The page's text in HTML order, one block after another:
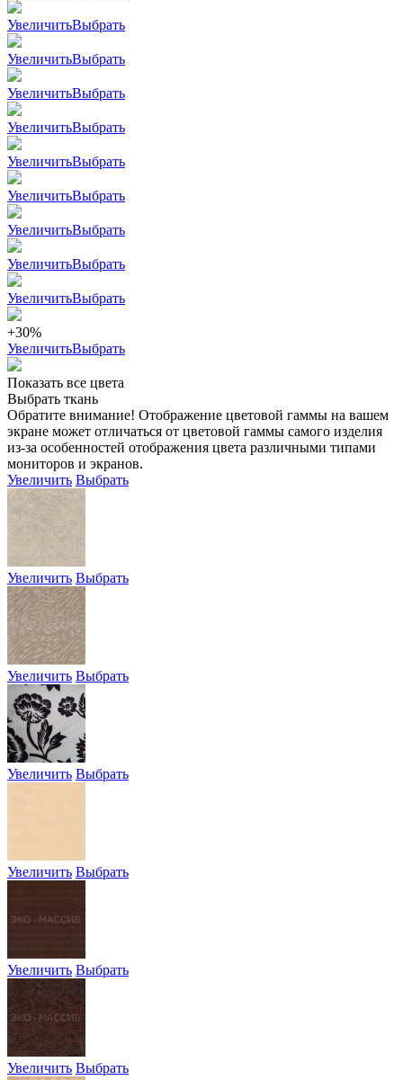
УвеличитьВыбрать
УвеличитьВыбрать
УвеличитьВыбрать
УвеличитьВыбрать
УвеличитьВыбрать
УвеличитьВыбрать
УвеличитьВыбрать
УвеличитьВыбрать
УвеличитьВыбрать
+30%
УвеличитьВыбрать
Показать все цвета
Выбрать ткань
Обратите внимание! Отображение цветовой гаммы на вашем
экране может отличаться от цветовой гаммы самого изделия
из-за особенностей отображения цвета различными типами
мониторов и экранов.
Увеличить Выбрать
Увеличить Выбрать
Увеличить Выбрать
Увеличить Выбрать
Увеличить Выбрать
Увеличить Выбрать
Увеличить Выбрать